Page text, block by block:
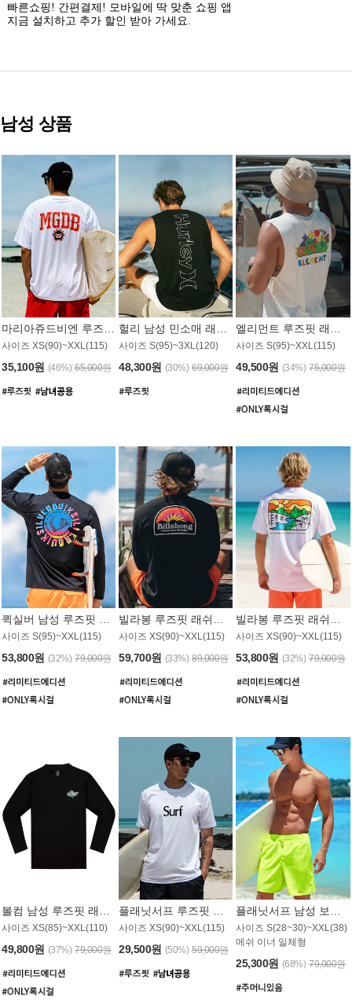
5% 즉시 할인 쿠폰과 5만원 할인 쿠폰팩,
최대 20% 생일 쿠폰 혜택을 드립니다.
남성 상품
사이즈 XS(90)~XXL(115)
35,100원 (46%) 65,000원
사이즈 S(95)~3XL(120)
48,300원 (30%) 69,000원
사이즈 S(95)~XXL(115)
49,500원 (34%) 75,000원
사이즈 S(95)~XXL(115)
53,800원 (32%) 79,000원
사이즈 XS(90)~XXL(115)
59,700원 (33%) 89,000원
사이즈 XS(90)~XXL(115)
53,800원 (32%) 79,000원
사이즈 XS(85)~XXL(110)
49,800원 (37%) 79,000원
사이즈 XS(90)~XXL(115)
29,500원 (50%) 59,000원
사이즈 S(28~30)~XXL(38)
메쉬 이너 일체형
25,300원 (68%) 79,000원